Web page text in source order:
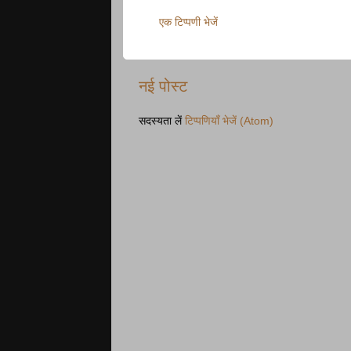
एक टिप्पणी भेजें
नई पोस्ट
सदस्यता लेंटिप्पणियाँ भेजें (Atom)